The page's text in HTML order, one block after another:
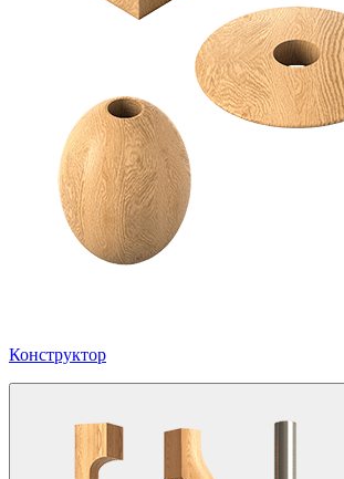
Конструктор